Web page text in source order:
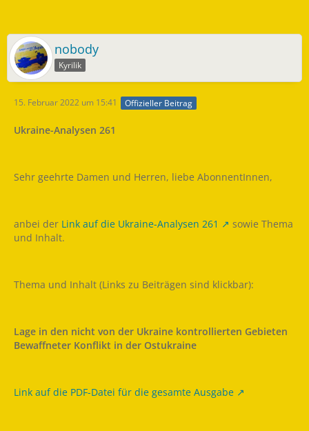
nobody
Kyrilik
15. Februar 2022 um 15:41 Offizieller Beitrag
Ukraine-Analysen 261
Sehr geehrte Damen und Herren, liebe AbonnentInnen,
anbei der Link auf die Ukraine-Analysen 261
sowie Thema
und Inhalt.
Thema und Inhalt (Links zu Beiträgen sind klickbar):
Lage in den nicht von der Ukraine kontrollierten Gebieten
Bewaffneter Konflikt in der Ostukraine
Link auf die PDF-Datei für die gesamte Ausgabe